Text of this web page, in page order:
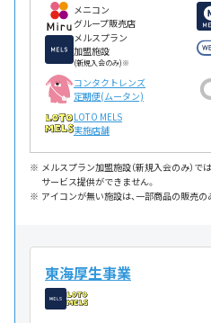
メニコン
グループ販売店
メルスプラン
加盟施設
(新規入会のみ)※
コンタクトレンズ
定期便(ムータン)
LOTO MELS
実施店舗
メルスプラン加盟施設（新規入会のみ）で
サービス提供ができません。
アイコンが無い施設は、一部商品の販売の
東海厚生事業